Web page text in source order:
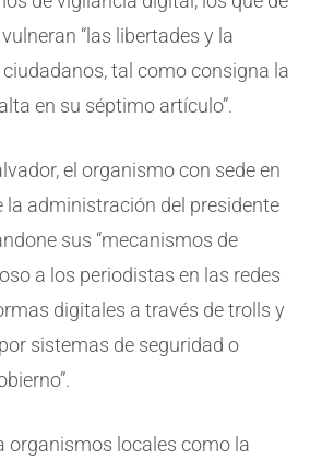
“las libertades y la
tal como consigna la
en su séptimo artículo”.
el organismo con sede en
la administración del presidente
sus “mecanismos de
a los periodistas en las redes
digitales a través de trolls y
sistemas de seguridad o
organismos locales como la